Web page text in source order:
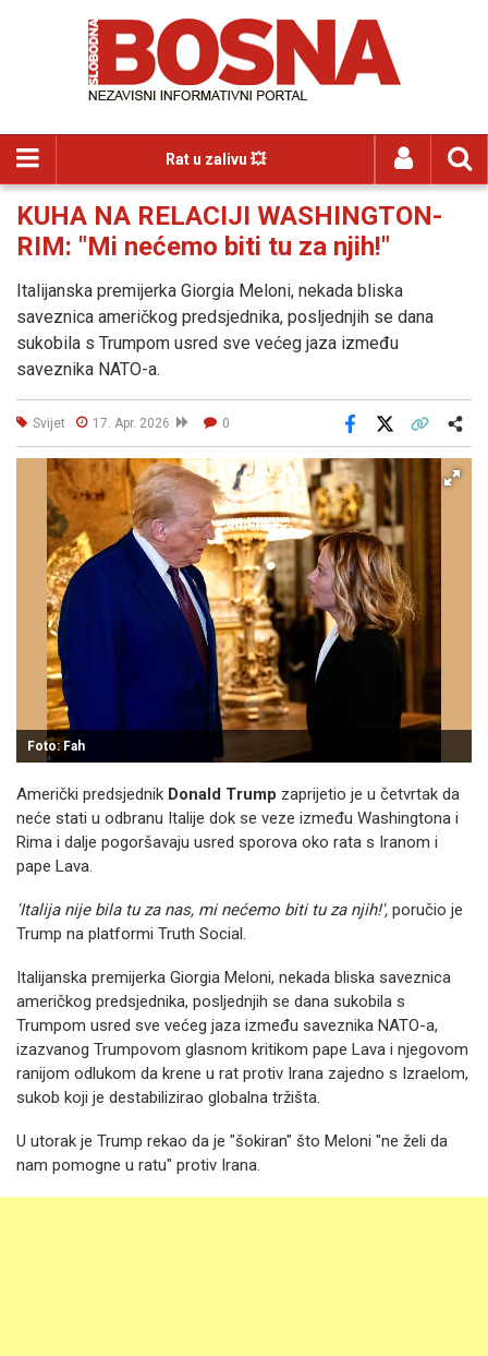
Rat u zalivu 💥
KUHA NA RELACIJI WASHINGTON-
RIM: "Mi nećemo biti tu za njih!"
Italijanska premijerka Giorgia Meloni, nekada bliska
saveznica američkog predsjednika, posljednjih se dana
sukobila s Trumpom usred sve većeg jaza između
saveznika NATO-a.
Svijet 17. Apr. 2026 0
Facebook
Foto: Fah
Američki predsjednik Donald Trump zaprijetio je u četvrtak da
neće stati u odbranu Italije dok se veze između Washingtona i
Rima i dalje pogoršavaju usred sporova oko rata s Iranom i
pape Lava.
'Italija nije bila tu za nas, mi nećemo biti tu za njih!', poručio je
Trump na platformi Truth Social.
Italijanska premijerka Giorgia Meloni, nekada bliska saveznica
američkog predsjednika, posljednjih se dana sukobila s
Trumpom usred sve većeg jaza između saveznika NATO-a,
izazvanog Trumpovom glasnom kritikom pape Lava i njegovom
ranijom odlukom da krene u rat protiv Irana zajedno s Izraelom,
sukob koji je destabilizirao globalna tržišta.
U utorak je Trump rekao da je "šokiran" što Meloni "ne želi da
nam pomogne u ratu" protiv Irana.